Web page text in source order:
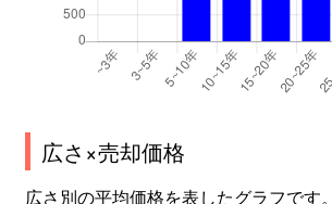
広さ×売却価格
広さ別の平均価格を表したグラフです。